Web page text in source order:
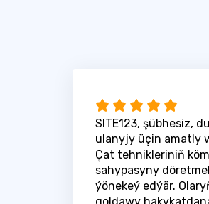
SITE123, şübhesiz,
ulanyjy üçin amatly
Çat tehnikleriniň
sahypasyny
ýönekeý edýär.